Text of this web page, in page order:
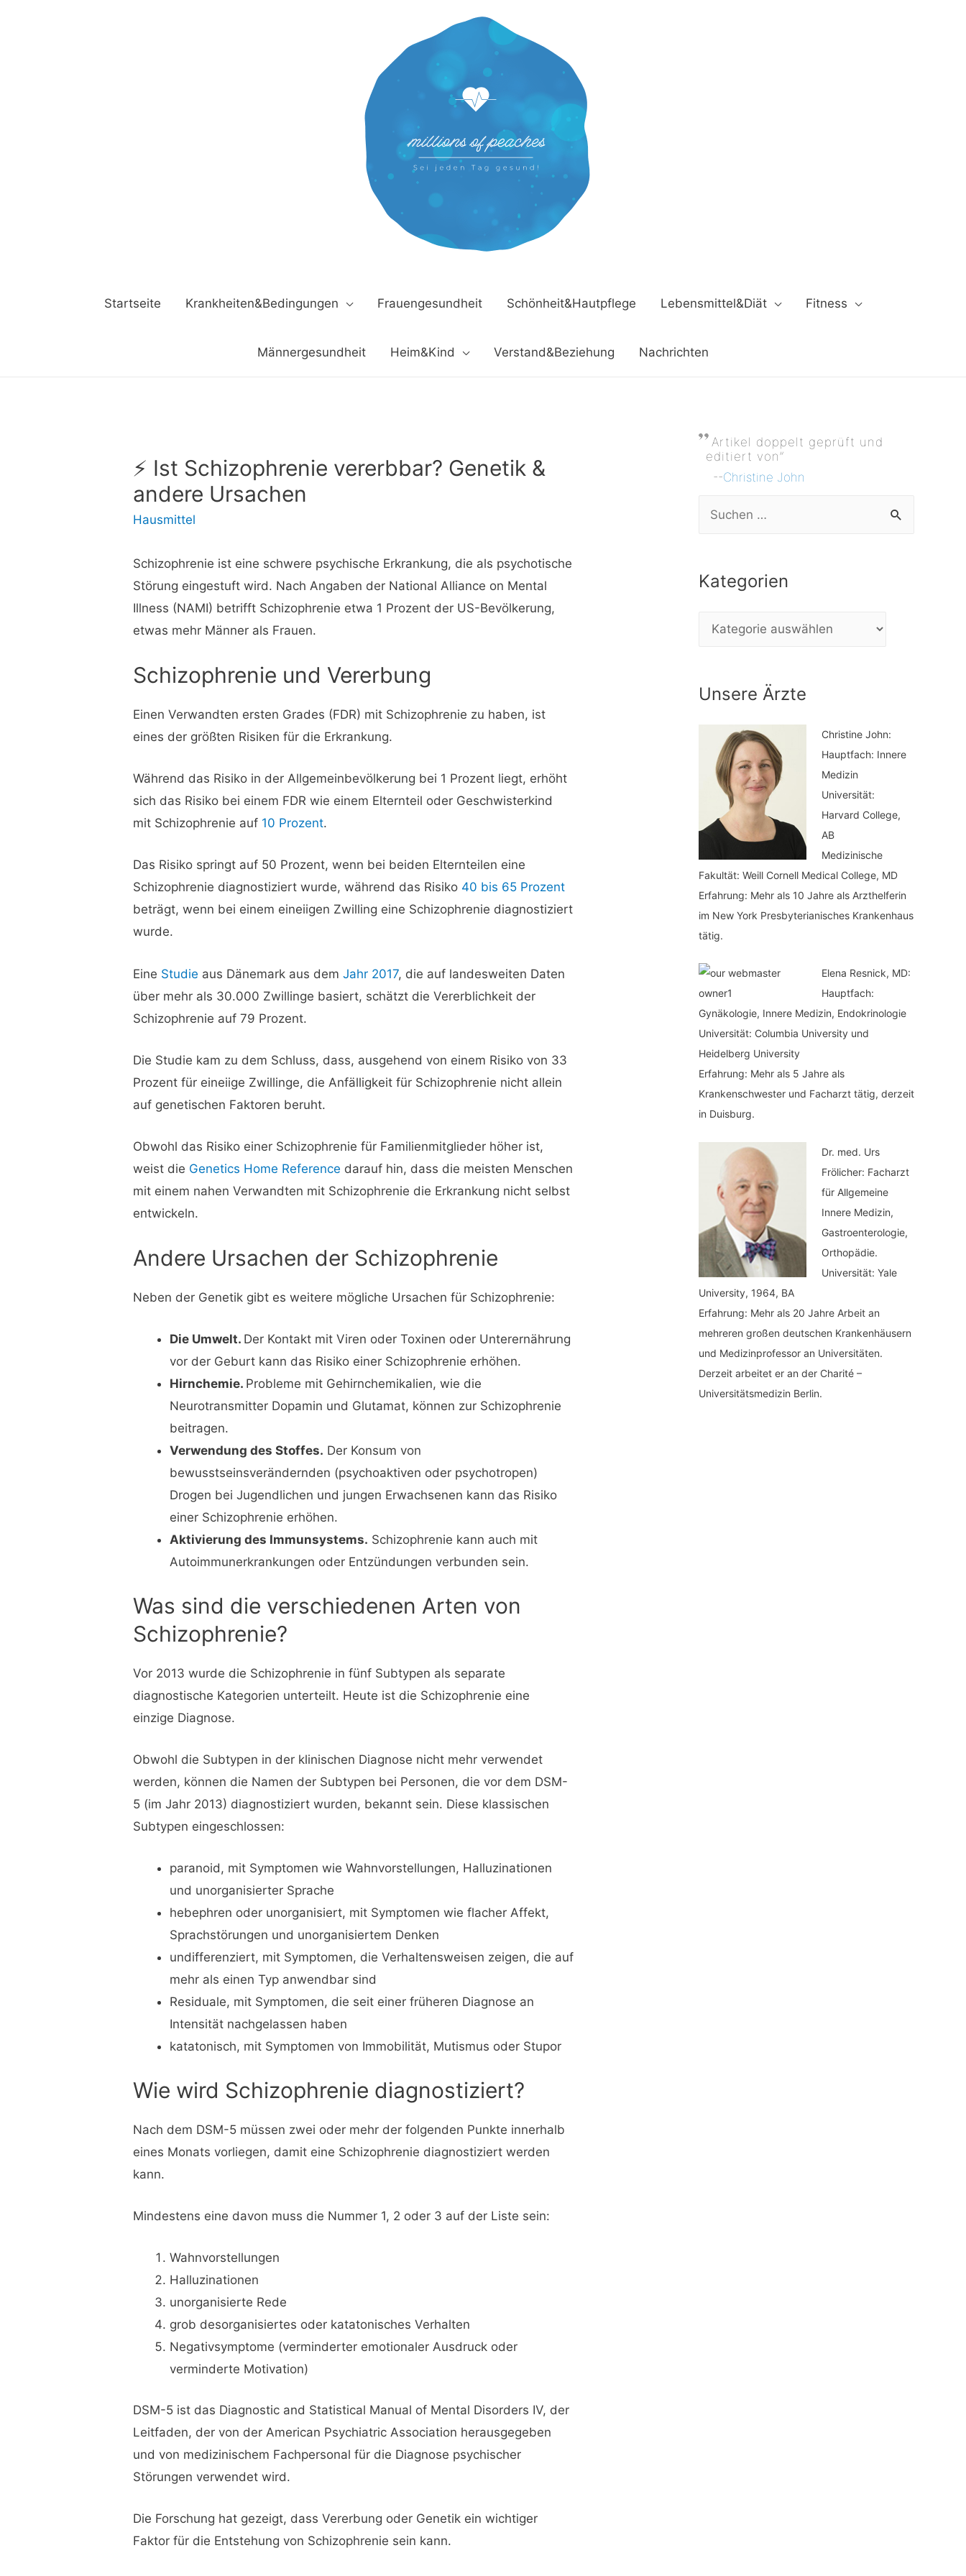
Startseite Krankheiten&Bedingungen Frauengesundheit Schönheit&Hautpflege Lebensmittel&Diät Fitness
Männergesundheit Heim&Kind Verstand&Beziehung Nachrichten
⚡ Ist Schizophrenie vererbbar? Genetik &
andere Ursachen
Hausmittel
Schizophrenie ist eine schwere psychische Erkrankung, die als psychotische
Störung eingestuft wird. Nach Angaben der National Alliance on Mental
Illness (NAMI) betrifft Schizophrenie etwa 1 Prozent der US-Bevölkerung,
etwas mehr Männer als Frauen.
Schizophrenie und Vererbung
Einen Verwandten ersten Grades (FDR) mit Schizophrenie zu haben, ist
eines der größten Risiken für die Erkrankung.
Während das Risiko in der Allgemeinbevölkerung bei 1 Prozent liegt, erhöht
sich das Risiko bei einem FDR wie einem Elternteil oder Geschwisterkind
mit Schizophrenie auf 10 Prozent.
Das Risiko springt auf 50 Prozent, wenn bei beiden Elternteilen eine
Schizophrenie diagnostiziert wurde, während das Risiko 40 bis 65 Prozent
beträgt, wenn bei einem eineiigen Zwilling eine Schizophrenie diagnostiziert
wurde.
Eine Studie aus Dänemark aus demJahr 2017, die auf landesweiten Daten
über mehr als 30.000 Zwillinge basiert, schätzt die Vererblichkeit der
Schizophrenie auf 79 Prozent.
Die Studie kam zu dem Schluss, dass, ausgehend von einem Risiko von 33
Prozent für eineiige Zwillinge, die Anfälligkeit für Schizophrenie nicht allein
auf genetischen Faktoren beruht.
Obwohl das Risiko einer Schizophrenie für Familienmitglieder höher ist,
weist die Genetics Home Reference darauf hin, dass die meisten Menschen
mit einem nahen Verwandten mit Schizophrenie die Erkrankung nicht selbst
entwickeln.
Andere Ursachen der Schizophrenie
Neben der Genetik gibt es weitere mögliche Ursachen für Schizophrenie:
Die Umwelt. Der Kontakt mit Viren oder Toxinen oder Unterernährung
vor der Geburt kann das Risiko einer Schizophrenie erhöhen.
Hirnchemie. Probleme mit Gehirnchemikalien, wie die
Neurotransmitter Dopamin und Glutamat, können zur Schizophrenie
beitragen.
Verwendung des Stoffes. Der Konsum von
bewusstseinsverändernden (psychoaktiven oder psychotropen)
Drogen bei Jugendlichen und jungen Erwachsenen kann das Risiko
einer Schizophrenie erhöhen.
Aktivierung des Immunsystems. Schizophrenie kann auch mit
Autoimmunerkrankungen oder Entzündungen verbunden sein.
Was sind die verschiedenen Arten von
Schizophrenie?
Vor 2013 wurde die Schizophrenie in fünf Subtypen als separate
diagnostische Kategorien unterteilt. Heute ist die Schizophrenie eine
einzige Diagnose.
Obwohl die Subtypen in der klinischen Diagnose nicht mehr verwendet
werden, können die Namen der Subtypen bei Personen, die vor dem DSM-
5 (im Jahr 2013) diagnostiziert wurden, bekannt sein. Diese klassischen
Subtypen eingeschlossen:
paranoid, mit Symptomen wie Wahnvorstellungen, Halluzinationen
und unorganisierter Sprache
hebephren oder unorganisiert, mit Symptomen wie flacher Affekt,
Sprachstörungen und unorganisiertem Denken
undifferenziert, mit Symptomen, die Verhaltensweisen zeigen, die auf
mehr als einen Typ anwendbar sind
Residuale, mit Symptomen, die seit einer früheren Diagnose an
Intensität nachgelassen haben
katatonisch, mit Symptomen von Immobilität, Mutismus oder Stupor
Wie wird Schizophrenie diagnostiziert?
Nach dem DSM-5 müssen zwei oder mehr der folgenden Punkte innerhalb
eines Monats vorliegen, damit eine Schizophrenie diagnostiziert werden
kann.
Mindestens eine davon muss die Nummer 1, 2 oder 3 auf der Liste sein:
Wahnvorstellungen
Halluzinationen
unorganisierte Rede
grob desorganisiertes oder katatonisches Verhalten
Negativsymptome (verminderter emotionaler Ausdruck oder
verminderte Motivation)
DSM-5 ist das Diagnostic and Statistical Manual of Mental Disorders IV, der
Leitfaden, der von der American Psychiatric Association herausgegeben
und von medizinischem Fachpersonal für die Diagnose psychischer
Störungen verwendet wird.
Die Forschung hat gezeigt, dass Vererbung oder Genetik ein wichtiger
Faktor für die Entstehung von Schizophrenie sein kann.
Artikel doppelt geprüft und
editiert von”
--Christine John
h
c
Kategorien
e
Unsere Ärzte
Christine John:
Hauptfach: Innere
Medizin
Universität:
Harvard College,
AB
Medizinische
Fakultät: Weill Cornell Medical College, MD
Erfahrung: Mehr als 10 Jahre als Arzthelferin
im New York Presbyterianisches Krankenhaus
tätig.
Elena Resnick, MD:
Hauptfach:
Gynäkologie, Innere Medizin, Endokrinologie
Universität: Columbia University und
Heidelberg University
Erfahrung: Mehr als 5 Jahre als
Krankenschwester und Facharzt tätig, derzeit
in Duisburg.
Dr. med. Urs
Frölicher: Facharzt
für Allgemeine
Innere Medizin,
Gastroenterologie,
Orthopädie.
Universität: Yale
University, 1964, BA
Erfahrung: Mehr als 20 Jahre Arbeit an
mehreren großen deutschen Krankenhäusern
und Medizinprofessor an Universitäten.
Derzeit arbeitet er an der Charité –
Universitätsmedizin Berlin.